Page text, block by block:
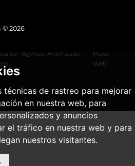
técnicas de rastreo para mejorar
en nuestra web, para
y anuncios
el tráfico en nuestra web y para
nuestros visitantes.
© 2026
de
Agencia Antifraude
Mapa
Web